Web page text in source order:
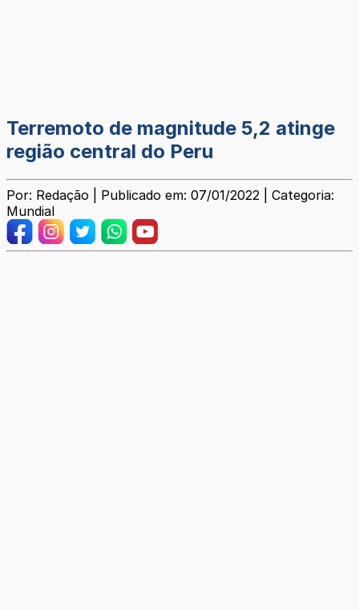
Terremoto de magnitude 5,2 atinge
região central do Peru
Por: Redação | Publicado em: 07/01/2022 | Categoria:
Mundial